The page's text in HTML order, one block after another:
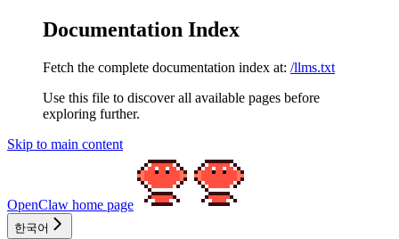
Documentation Index
Fetch the complete documentation index at: /llms.txt
Use this file to discover all available pages before
exploring further.
Skip to main content
OpenClaw home page
한국어